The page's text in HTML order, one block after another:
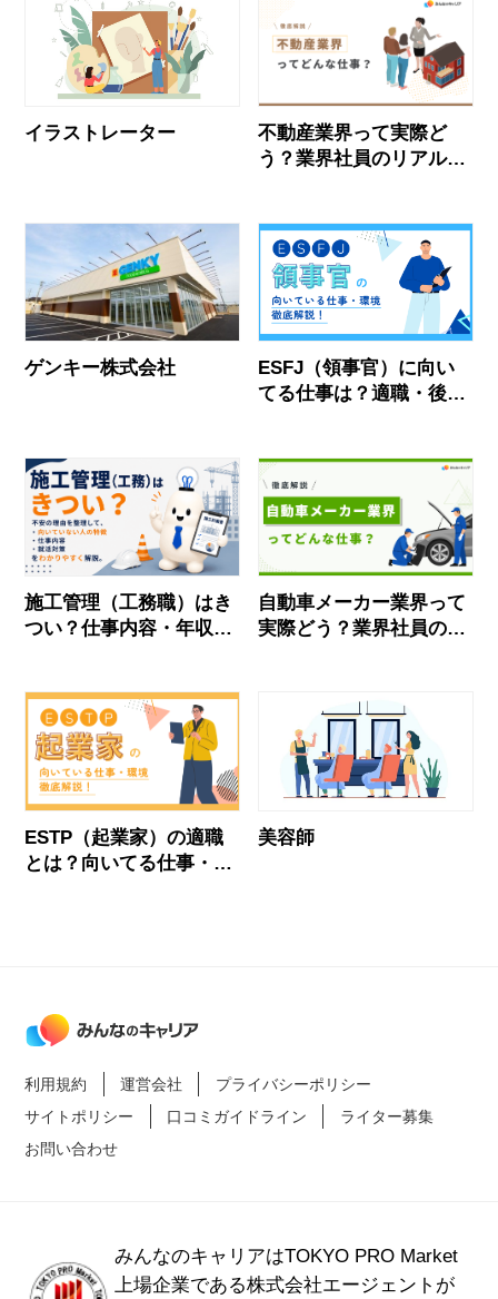
イラストレーター
不動産業界って実際ど
う？業界社員のリアルな
ゲンキー株式会社
ESFJ（領事官）に向い
てる仕事は？適職・後悔
施工管理（工務職）はき
つい？仕事内容・年収・
自動車メーカー業界って
実際どう？業界社員のリ
ESTP（起業家）の適職
とは？向いてる仕事・失
美容師
利用規約 運営会社
プライバシーポリシー
サイトポリシー
口コミガイドライン
ライター募集
お問い合わせ
みんなのキャリアはTOKYO PRO Market
上場企業である株式会社エージェントが